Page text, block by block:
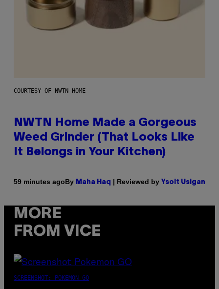
COURTESY OF NWTN HOME
NWTN Home Made a Gorgeous
Weed Grinder (That Looks Like
It Belongs in Your Kitchen)
59 minutes agoBy Maha Haq | Reviewed by Ysolt Usigan
MORE
FROM VICE
SCREENSHOT: POKEMON GO